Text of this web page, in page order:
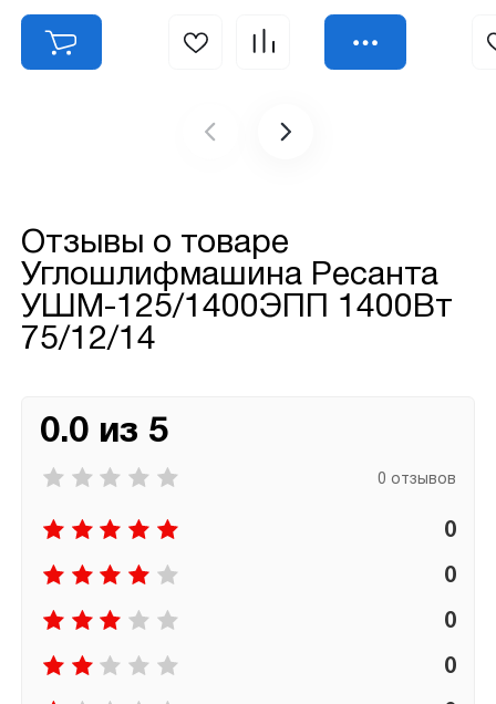
Отзывы о товаре
Углошлифмашина Ресанта
УШМ-125/1400ЭПП 1400Вт
75/12/14
0.0 из 5
0 отзывов
0
0
0
0